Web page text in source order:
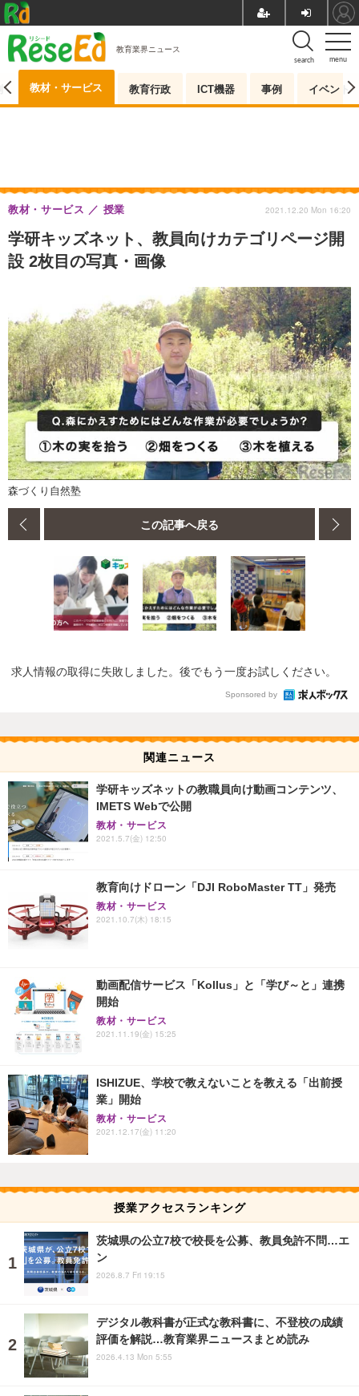
menu
search
教育業界ニュース
教材・サービス 教育行政 ICT機器 事例 イベント
学研キッズネット、教員向けカテゴリページ開
設 2枚目の写真・画像
教材・サービス 授業 2021.12.20 Mon 16:20
森づくり自然塾
この記事へ戻る
求人情報の取得に失敗しました。後でもう一度お試しください。
Sponsored by
関連ニュース
学研キッズネットの教職員向け動画コンテンツ、
IMETS Webで公開
教材・サービス
2021.5.7(金) 12:50
教育向けドローン「DJI RoboMaster TT」発売
教材・サービス
2021.10.7(木) 18:15
動画配信サービス「Kollus」と「学び～と」連携
開始
教材・サービス
2021.11.19(金) 15:25
ISHIZUE、学校で教えないことを教える「出前授
業」開始
教材・サービス
2021.12.17(金) 11:20
授業アクセスランキング
茨城県の公立7校で校長を公募、教員免許不問…エ
ン
2026.8.7 Fri 19:15
デジタル教科書が正式な教科書に、不登校の成績
評価を解説…教育業界ニュースまとめ読み
2026.4.13 Mon 5:55